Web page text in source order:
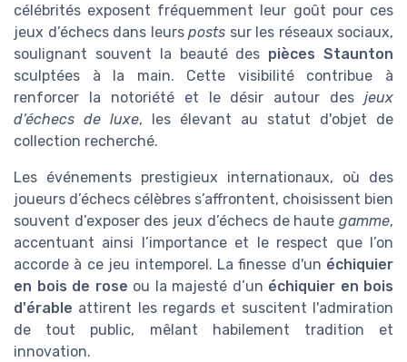
célébrités exposent fréquemment leur goût pour ces
jeux d’échecs dans leurs posts sur les réseaux sociaux,
soulignant souvent la beauté des pièces Staunton
sculptées à la main. Cette visibilité contribue à
renforcer la notoriété et le désir autour des jeux
d’échecs de luxe, les élevant au statut d'objet de
collection recherché.
Les événements prestigieux internationaux, où des
joueurs d’échecs célèbres s’affrontent, choisissent bien
souvent d’exposer des jeux d’échecs de haute gamme,
accentuant ainsi l’importance et le respect que l’on
accorde à ce jeu intemporel. La finesse d'un échiquier
en bois de rose ou la majesté d’un échiquier en bois
d'érable attirent les regards et suscitent l'admiration
de tout public, mêlant habilement tradition et
innovation.